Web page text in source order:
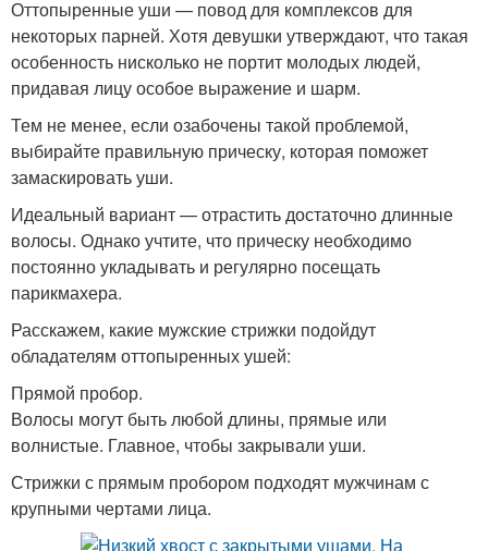
Оттопыренные уши — повод для комплексов для
некоторых парней. Хотя девушки утверждают, что такая
особенность нисколько не портит молодых людей,
придавая лицу особое выражение и шарм.
Тем не менее, если озабочены такой проблемой,
выбирайте правильную прическу, которая поможет
замаскировать уши.
Идеальный вариант — отрастить достаточно длинные
волосы. Однако учтите, что прическу необходимо
постоянно укладывать и регулярно посещать
парикмахера.
Расскажем, какие мужские стрижки подойдут
обладателям оттопыренных ушей:
Прямой пробор.
Волосы могут быть любой длины, прямые или
волнистые. Главное, чтобы закрывали уши.
Стрижки с прямым пробором подходят мужчинам с
крупными чертами лица.